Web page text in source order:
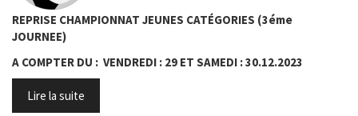
REPRISE CHAMPIONNAT JEUNES CATÉGORIES (3éme
JOURNEE)
A COMPTER DU : VENDREDI : 29 ET SAMEDI : 30.12.2023
Lire la suite